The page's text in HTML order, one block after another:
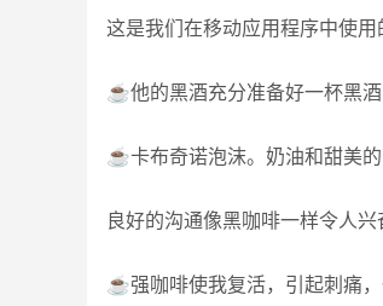
这是我们在移动应用程序中使用
☕他的黑酒充分准备好一杯黑
☕卡布奇诺泡沫。奶油和甜美的
良好的沟通像黑咖啡一样令人兴
☕强咖啡使我复活，引起刺痛